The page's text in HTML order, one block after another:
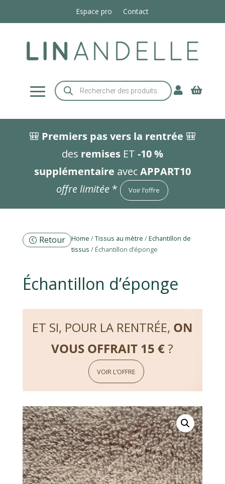
Espace pro Contact
Recherche
de
produits
 
🎒 Premiers pas vers la rentrée 🎒
des remisesET -10 %
supplémentaire avecAPPART10
offre limitée * Voir l’offre
Retour Home /Tissus au mètre /Echantillon de
tissus / Échantillon d’éponge
Échantillon d’éponge
ET SI, POUR LA RENTRÉE, ON
VOUS OFFRAIT 15 €?
VOIR L’OFFRE